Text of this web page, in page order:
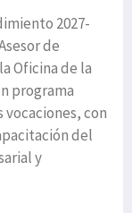
2027-
de
Oficina de la
programa
con
del
y